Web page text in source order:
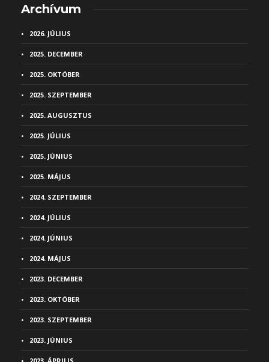
Archívum
2026. JÚLIUS
2025. DECEMBER
2025. OKTÓBER
2025. SZEPTEMBER
2025. AUGUSZTUS
2025. JÚLIUS
2025. JÚNIUS
2025. MÁJUS
2024. SZEPTEMBER
2024. JÚLIUS
2024. JÚNIUS
2024. MÁJUS
2023. DECEMBER
2023. OKTÓBER
2023. SZEPTEMBER
2023. JÚNIUS
2023. ÁPRILIS